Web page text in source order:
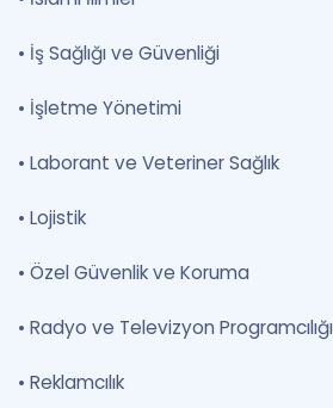
• İş Sağlığı ve Güvenliği
• İşletme Yönetimi
• Laborant ve Veteriner Sağlık
• Lojistik
• Özel Güvenlik ve Koruma
• Radyo ve Televizyon Programcılığı
• Reklamcılık